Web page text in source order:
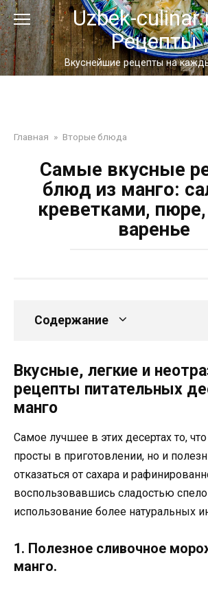
Перейти
к
контенту
Uzbek-
Рецепты
Вкуснейшие рецепты на
Главная » Вторые блюда
Самые вкусные
блюд из манго:
креветками,
варенье
Содержание
Вкусные, легкие и
рецепты питательных
манго
Самое лучшее в этих десертах то,
просты в приготовлении, но и
отказаться от сахара и
воспользовавшись сладостью
использование более натуральных
1. Полезное сливочное
манго.